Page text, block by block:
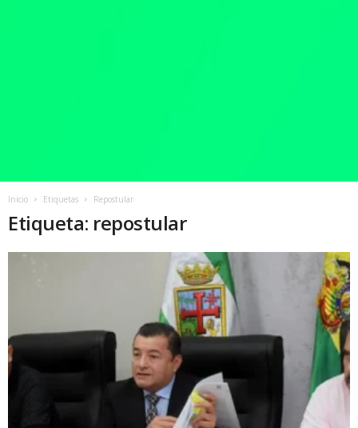
Inicio Etiquetas Repostular
Etiqueta: repostular